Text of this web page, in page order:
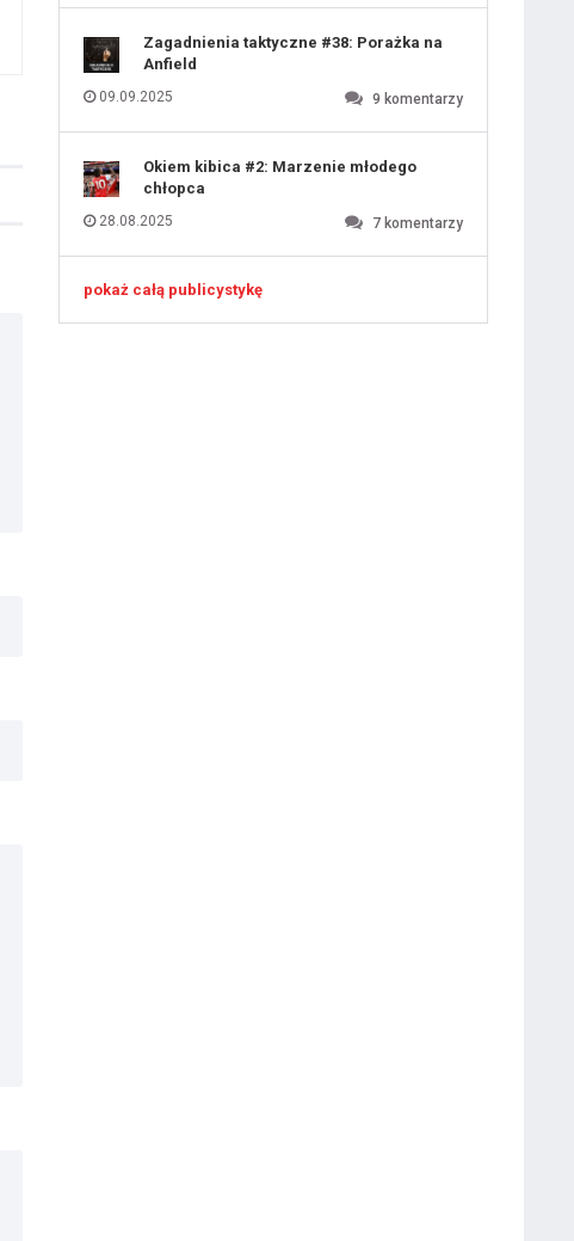
Zagadnienia taktyczne #38: Porażka na
Anfield
09.09.2025 9 komentarzy
Okiem kibica #2: Marzenie młodego
chłopca
28.08.2025 7 komentarzy
pokaż całą publicystykę